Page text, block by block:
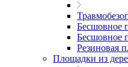
Бесшовное
Бесшовное
Резиновая
Площадки из